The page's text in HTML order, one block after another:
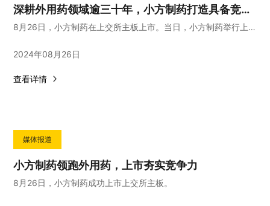
深耕外用药领域逾三十年，小方制药打造具备竞争力的产品体系
8月26日，小方制药在上交所主板上市。当日，小方制药举行上市仪式并通过中国证券报·中证网播出。截至8月26日收盘，公司股价收于33.3元/股，上市首日涨幅约为167.04%，总市值约为53.28亿元。
2024年08月26日
查看详情
媒体报道
小方制药领跑外用药，上市夯实竞争力
8月26日，小方制药成功上市上交所主板。